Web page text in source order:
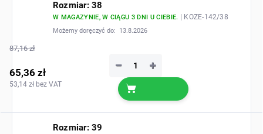
Rozmiar: 38
W MAGAZYNIE, W CIĄGU 3 DNI U CIEBIE. | KOZE-142/38
Możemy doręczyć do: 13.8.2026
87,16 zł
65,36 zł
53,14 zł bez VAT
+
−
Rozmiar: 39